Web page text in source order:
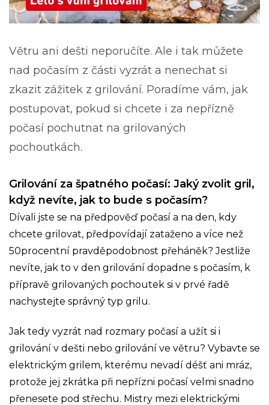
Větru ani dešti neporučíte. Ale i tak můžete
nad počasím z části vyzrát a nenechat si
zkazit zážitek z grilování. Poradíme vám, jak
postupovat, pokud si chcete i za nepřízně
počasí pochutnat na grilovaných
pochoutkách.
Grilování za špatného počasí: Jaký zvolit gril,
když nevíte, jak to bude s počasím?
Dívali jste se na předpověď počasí a na den, kdy
chcete grilovat, předpovídají zataženo a více než
50procentní pravděpodobnost přeháněk? Jestliže
nevíte, jak to v den grilování dopadne s počasím, k
přípravě grilovaných pochoutek si v prvé řadě
nachystejte správný typ grilu.
Jak tedy vyzrát nad rozmary počasí a užít si i
grilování v dešti nebo grilování ve větru? Vybavte se
elektrickým grilem, kterému nevadí déšť ani mráz,
protože jej zkrátka při nepřízni počasí velmi snadno
přenesete pod střechu. Mistry mezi elektrickými